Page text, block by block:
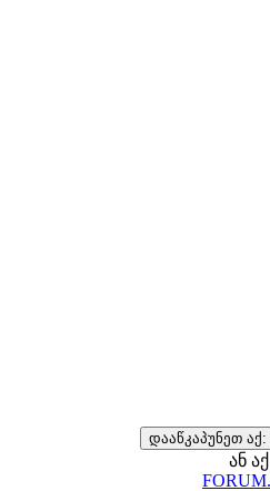
დააწკაპუნეთ აქ:
ან აქ